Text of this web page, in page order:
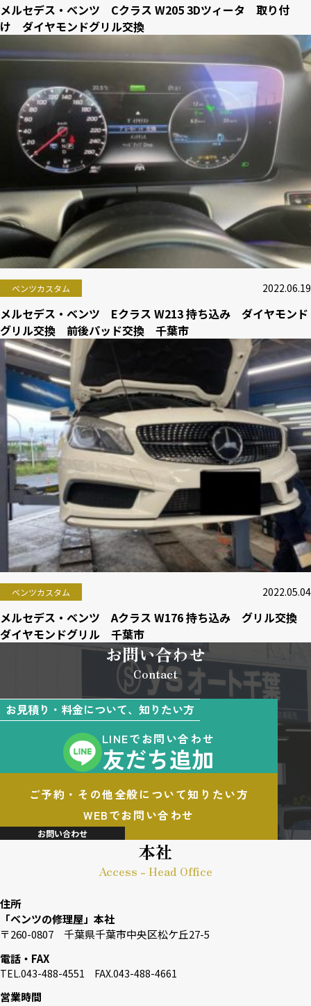
メルセデス・ベンツ Cクラス W205 3Dツィータ 取り付
け ダイヤモンドグリル交換
ベンツカスタム 2022.06.19
メルセデス・ベンツ Eクラス W213 持ち込み ダイヤモンド
グリル交換 前後パッド交換 千葉市
ベンツカスタム 2022.05.04
メルセデス・ベンツ Aクラス W176 持ち込み グリル交換
ダイヤモンドグリル 千葉市
お問い合わせ
Contact
お見積り・料金について、知りたい方
LINEでお問い合わせ
友だち追加
ご予約・その他全般について知りたい方
WEBでお問い合わせ
お問い合わせ
本社
Access - Head Office
住所
「ベンツの修理屋」本社
〒260-0807 千葉県千葉市中央区松ケ丘27-5
電話・FAX
TEL.043-488-4551 FAX.043-488-4661
営業時間